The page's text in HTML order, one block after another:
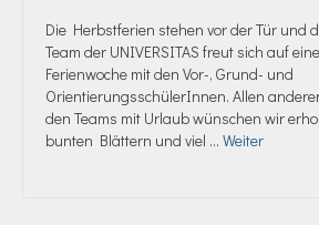
Die Herbstferien stehen vor der Tür und
Team der UNIVERSITAS freut sich auf
Ferienwoche mit den Vor-, Grund- und
OrientierungsschülerInnen. Allen
den Teams mit Urlaub wünschen wir
bunten Blättern und viel … Weiter